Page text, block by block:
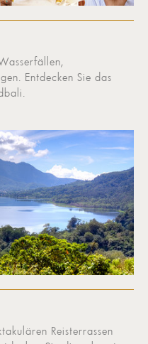
Entdecken Sie das
Reisterrassen